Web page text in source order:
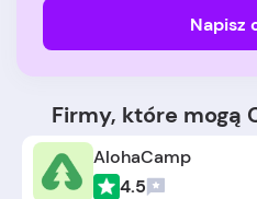
Napisz
Firmy, które mogą
AlohaCamp
4.5